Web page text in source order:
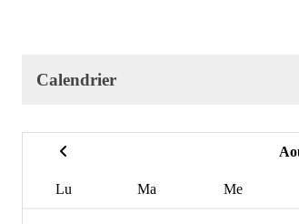
Calendrier
Lu Ma Me